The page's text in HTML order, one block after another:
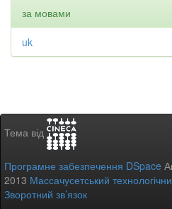
за мовами
uk
Тема від
Програмне забезпечення DSpace
2013 Массачусетський
Зворотний зв’язок